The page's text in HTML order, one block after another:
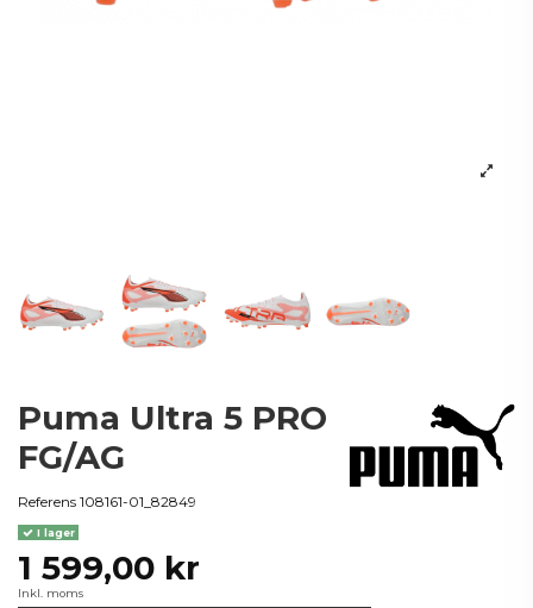
Puma Ultra 5 PRO
FG/AG
Referens 108161-01_82849
I lager
1 599,00 kr
Inkl. moms